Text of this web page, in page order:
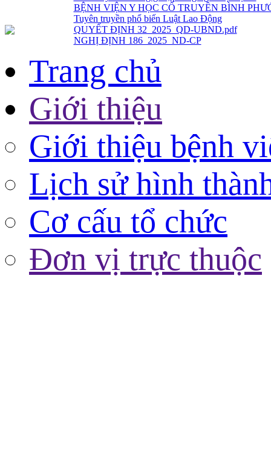
Trang chủ
Giới thiệu
Giới thiệu bệnh
Lịch sử hình
Cơ cấu tổ chức
Đơn vị trực thuộc
QUYẾT ĐỊNH 32_2025_QD-UBND.pdf
NGHỊ ĐỊNH 186_2025_ND-CP